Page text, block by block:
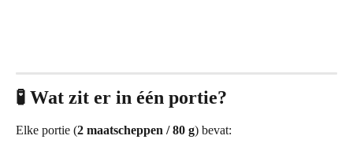
🧪 Wat zit er in één portie?
Elke portie (2 maatscheppen / 80 g) bevat: